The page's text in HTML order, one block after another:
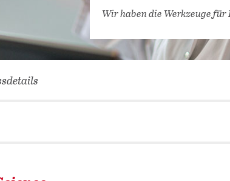
VERNETZEN: WIR FÜR SIE
DATENBANKEN
DIGITALE
Wir haben die Werkzeuge für